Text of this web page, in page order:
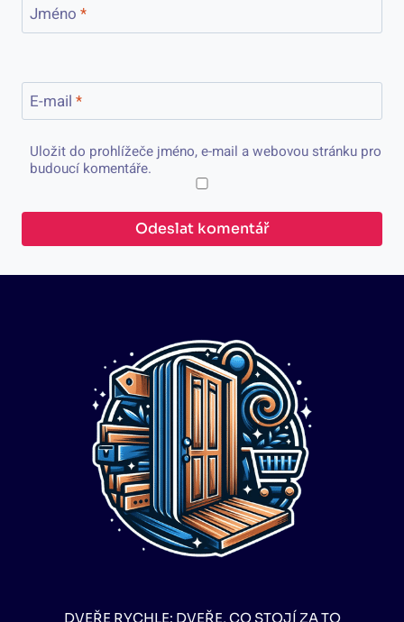
Jméno *
E-mail *
Uložit do prohlížeče jméno, e-mail a webovou stránku pro
budoucí komentáře.
DVEŘE RYCHLE: DVEŘE, CO STOJÍ ZA TO